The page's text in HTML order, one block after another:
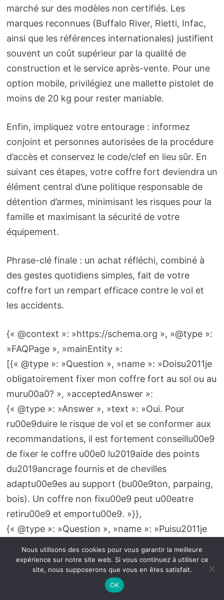
marché sur des modèles non certifiés. Les
marques reconnues (Buffalo River, Rietti, Infac,
ainsi que les références internationales) justifient
souvent un coût supérieur par la qualité de
construction et le service après-vente. Pour une
option mobile, privilégiez une mallette pistolet de
moins de 20 kg pour rester maniable.
Enfin, impliquez votre entourage : informez
conjoint et personnes autorisées de la procédure
d’accès et conservez le code/clef en lieu sûr. En
suivant ces étapes, votre coffre fort deviendra un
élément central d’une politique responsable de
détention d’armes, minimisant les risques pour la
famille et maximisant la sécurité de votre
équipement.
Phrase-clé finale : un achat réfléchi, combiné à
des gestes quotidiens simples, fait de votre
coffre fort un rempart efficace contre le vol et
les accidents.
{« @context »: »https://schema.org », »@type »:
»FAQPage », »mainEntity »:
[{« @type »: »Question », »name »: »Doisu2011je
obligatoirement fixer mon coffre fort au sol ou au
muru00a0? », »acceptedAnswer »:
{« @type »: »Answer », »text »: »Oui. Pour
ru00e9duire le risque de vol et se conformer aux
recommandations, il est fortement conseillu00e9
de fixer le coffre u00e0 lu2019aide des points
du2019ancrage fournis et de chevilles
adaptu00e9es au support (bu00e9ton, parpaing,
bois). Un coffre non fixu00e9 peut u00eatre
retiru00e9 et emportu00e9. »}},
{« @type »: »Question », »name »: »Puisu2011je
compartimentu00a0? », »acceptedAnswer »:
{« @type »: »Answer », »text »: »Il est
recommandu00e9 de su00e9parer munitions et
Nous utilisons des cookies pour vous garantir la meilleure
expérience sur notre site web. Si vous continuez à utiliser ce
site, nous supposerons que vous en êtes satisfait.
OK